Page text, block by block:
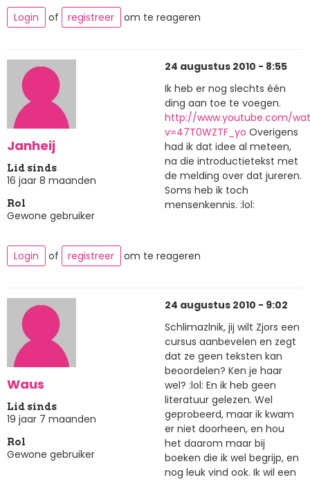
Login
of registreer om te reageren
Janheij
Lid sinds
16 jaar 8 maanden
Rol
Gewone gebruiker
24 augustus 2010 - 8:55
Ik heb er nog slechts één
ding aan toe te voegen.
http://www.youtube.com/
v=47T0WZTF_yo Overigens
had ik dat idee al meteen,
na die introductietekst met
de melding over dat jureren.
Soms heb ik toch
mensenkennis. :lol:
Login of registreer om te reageren
Waus
Lid sinds
19 jaar 7 maanden
Rol
Gewone gebruiker
24 augustus 2010 - 9:02
Schlimazlnik, jij wilt Zjors een
cursus aanbevelen en zegt
dat ze geen teksten kan
beoordelen? Ken je haar
wel? :lol: En ik heb geen
literatuur gelezen. Wel
geprobeerd, maar ik kwam
er niet doorheen, en hou
het daarom maar bij
boeken die ik wel begrijp, en
nog leuk vind ook. Ik wil een